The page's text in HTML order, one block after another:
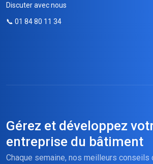
Discuter avec nous
📞 01 84 80 11 34
Gérez et développez
entreprise du bâtiment
Chaque semaine, nos meilleurs conseils